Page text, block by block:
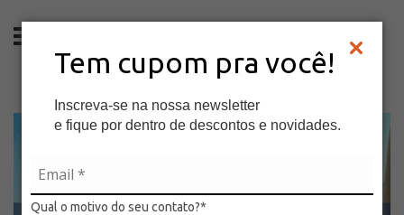
Tem cupom pra você!
Inscreva-se na nossa newsletter
e fique por dentro de descontos e novidades.
Qual o motivo do seu contato?*